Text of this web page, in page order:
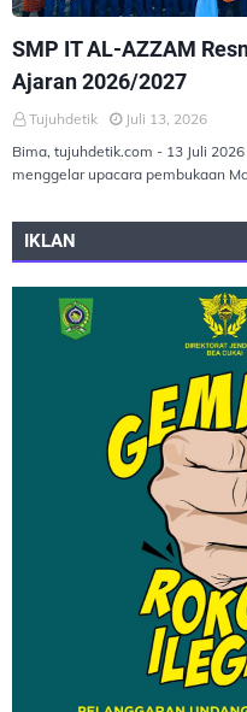
SMP IT AL-AZZAM
Ajaran 2026/2027
Tujuhdetik
Juli 13, 2026
Bima, tujuhdetik.com - 13 Juli
menggelar upacara pembukaan
IKLAN